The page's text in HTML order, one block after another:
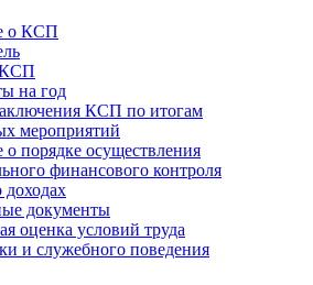
о КСП
КСП
на год
КСП по итогам
мероприятий
порядке осуществления
финансового контроля
доходах
документы
оценка условий труда
и служебного поведения